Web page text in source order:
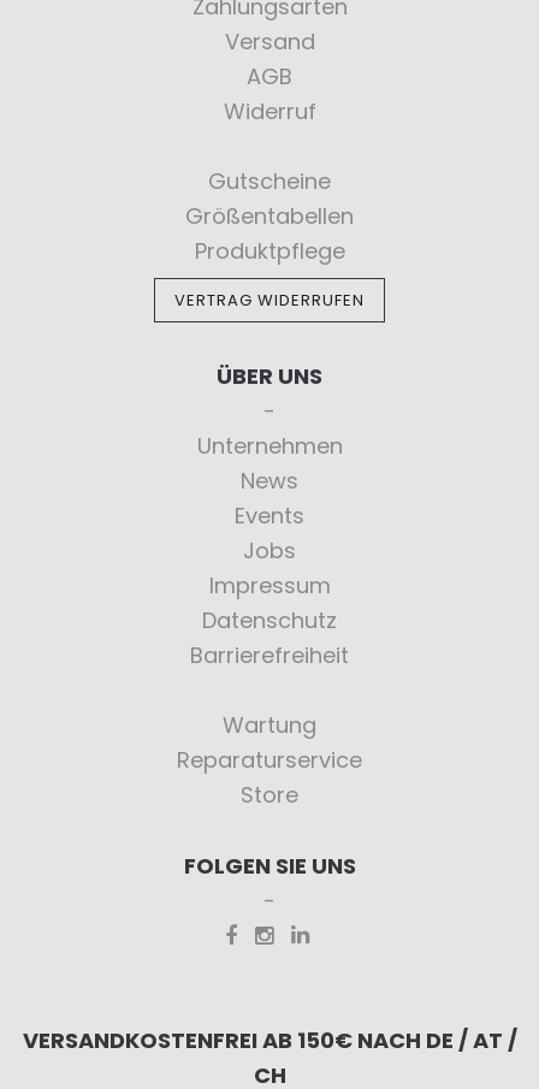
Zahlungsarten
Versand
AGB
Widerruf
Gutscheine
Größentabellen
Produktpflege
VERTRAG WIDERRUFEN
ÜBER UNS
Unternehmen
News
Events
Jobs
Impressum
Datenschutz
Barrierefreiheit
Wartung
Reparaturservice
Store
FOLGEN SIE UNS
VERSANDKOSTENFREI AB 150€ NACH DE / AT /
CH